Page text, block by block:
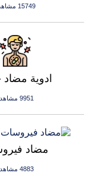
15749 مشاهدة
ادوية
9951 مشاهدة
مضاد
4883 مشاهدة